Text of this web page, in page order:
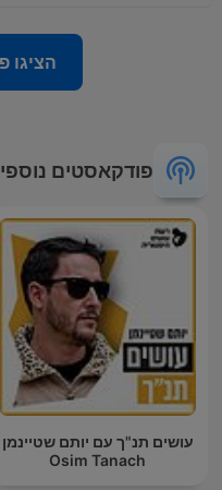
הציגו
פודקאסטים
עושים תנ"ך עם יותם שטיינמן
Osim Tanach